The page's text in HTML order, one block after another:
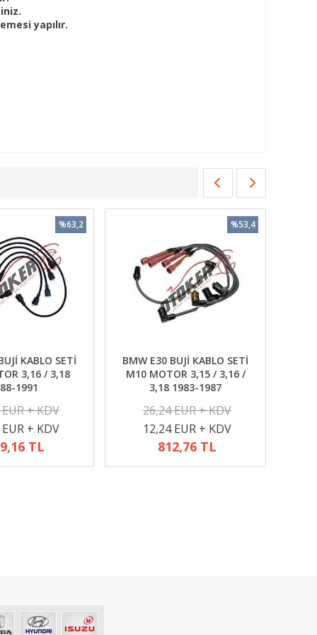
yapılır.
KABLO SETİ
3,16 / 3,18
1991
+ KDV
+ KDV
TL
%63,2
BMW E30 BUJİ KABLO SETİ
M10 MOTOR 3,15 / 3,16 /
3,18 1983-1987
26,24 EUR + KDV
12,24 EUR + KDV
812,76 TL
%53,4